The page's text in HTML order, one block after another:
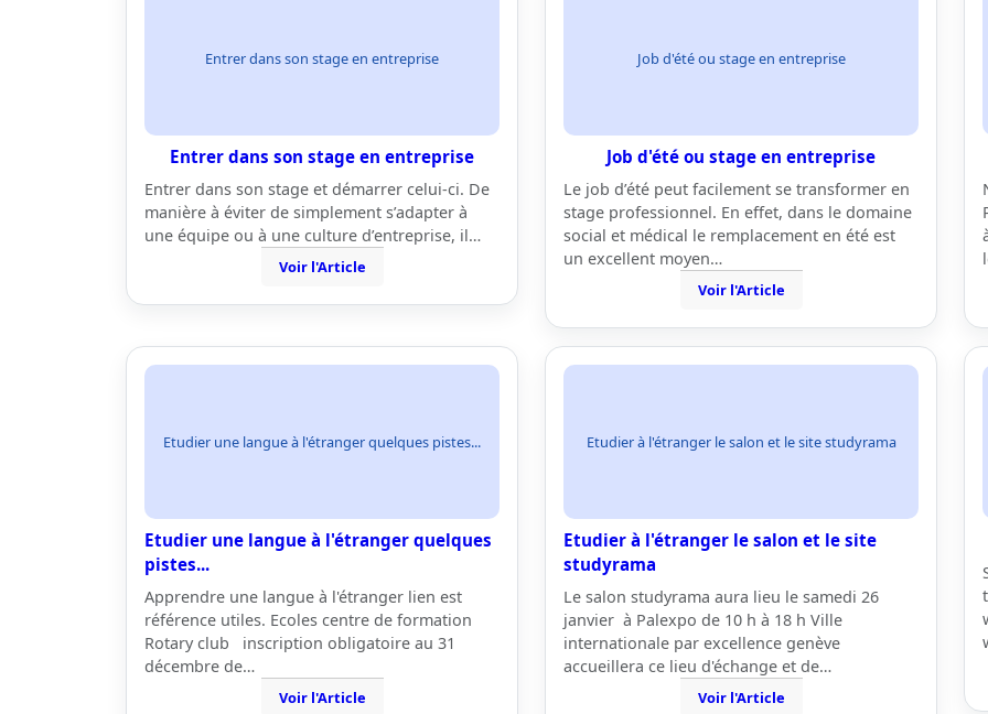
Entrer dans son stage en entreprise
Entrer dans son stage en entreprise
Entrer dans son stage et démarrer celui-ci. De
manière à éviter de simplement s’adapter à
une équipe ou à une culture d’entreprise, il…
Voir l'Article
Job d'été ou stage en entreprise
Job d'été ou stage en entreprise
Le job d’été peut facilement se transformer en
stage professionnel. En effet, dans le domaine
social et médical le remplacement en été est
un excellent moyen…
Voir l'Article
Etudier une langue à l'étranger quelques pistes...
Etudier une langue à l'étranger quelques
pistes...
Apprendre une langue à l'étranger lien est
référence utiles. Ecoles centre de formation
Rotary club inscription obligatoire au 31
décembre de…
Voir l'Article
Etudier à l'étranger le salon et le site studyrama
Etudier à l'étranger le salon et le site
studyrama
Le salon studyrama aura lieu le samedi 26
janvier à Palexpo de 10 h à 18 h Ville
internationale par excellence genève
accueillera ce lieu d'échange et de…
Voir l'Article